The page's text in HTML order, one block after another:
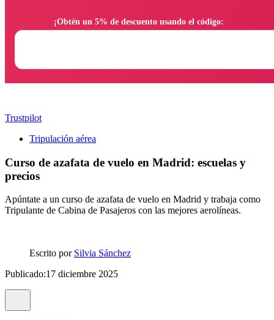
Trustpilot
Tripulación aérea
Curso de azafata de vuelo en Madrid: escuelas y
precios
Apúntate a un curso de azafata de vuelo en Madrid y trabaja como
Tripulante de Cabina de Pasajeros con las mejores aerolíneas.
Escrito por Silvia Sánchez
Publicado:17 diciembre 2025